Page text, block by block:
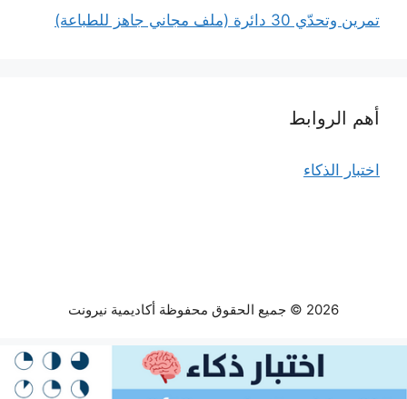
تمرين وتحدّي 30 دائرة (ملف مجاني جاهز للطباعة)
أهم الروابط
اختبار الذكاء
2026 © جميع الحقوق محفوظة أكاديمية نيرونت